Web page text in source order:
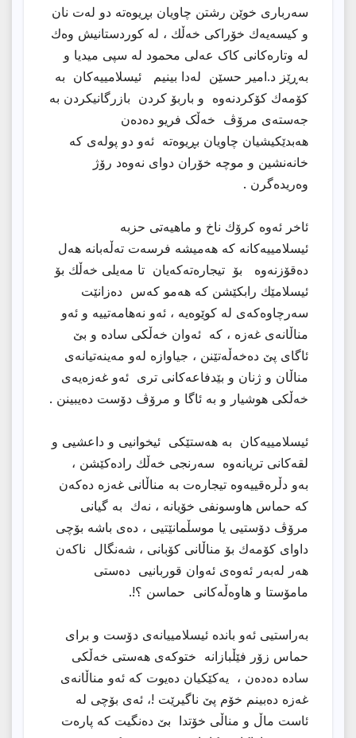
سەرباری خوێن رشتن چاویان بڕیوەتە دو لەت نان
و کیسەیەك خۆراکی خەڵك ، لە کوردستانیش وەك
لە وتارەکانی کاک عەلی محمود لە سپی میدیا و
بەڕێز د.امیر حسێن لەدا بینیم ئیسلامییەکان بە
کۆمەك کۆکردنەوە و باربۆ کردن بازرگانیکردن بە
جەستەی مرۆڤ خەڵک فریو دەدەن
هەبدێکیشیان چاویان بڕیوەتە ئەو دو پولەی کە
خانەنشین و موچە خۆران دوای نەوەد رۆژ
وەریدەگرن .
ئاخر ئەوە کرۆك ناخ و ماهیەتی حزبە
ئیسلامییەکانە کە هەمیشە فرسەت تەڵەبانە هەل
دەقۆزنەوە بۆ تیجارەتەکەیان تا مەیلی خەڵك بۆ
ئیسلامێك رابکێشن کە هەمو کەس دەزانێت
سەرچاوەکەی لە کوێوەیە ، ئەو نەهامەتییە و ئەو
مناڵانەی غەزە ، کە ئەوان خەڵکی سادە و بێ
ئاگای پێ دەخەڵەتێنن ، جیاوازە لەو مەینەتیانەی
مناڵان و ژنان و بێدفاعەکانی تری ئەو غەزەیەی
خەڵکی هوشیار و بە ئاگا و مرۆڤ دۆست دەیبینن .
ئیسلامییەکان بە هەستێکی ئیخوانیی و داعشیی و
لقەکانی تریانەوە سەرنجی خەڵك رادەکێشن ،
بەو دڵرەقییەوە تیجارەت بە مناڵانی غەزە دەکەن
کە حماس هاوسونفی خۆیانە ، نەك بە گیانی
مرۆڤ دۆستیی یا موسڵمانێتیی ، دەی باشە بۆچی
داوای کۆمەك بۆ مناڵانی کۆبانی ، شەنگال ناکەن
هەر لەبەر ئەوەی ئەوان قوربانیی دەستی
مامۆستا و هاوەڵەکانی حماسن ؟!.
بەراستیی ئەو باندە ئیسلامییانەی دۆست و برای
حماس زۆر فێڵبازانە ختوکەی هەستی خەڵکی
سادە دەدەن ، یەکێکیان دەیوت کە ئەو مناڵانەی
غەزە دەبینم خۆم پێ ناگیرێت !، ئەی بۆچی لە
ئاست ماڵ و مناڵی خۆتدا بێ دەنگیت کە پارەت